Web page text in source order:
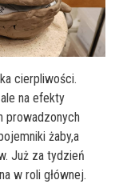
cierpliwości.
na efekty
prowadzonych
żaby,a
Już za tydzień
w roli głównej.